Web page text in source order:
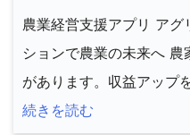
農業経営支援アプリ ア
ションで農業の未来へ
があります。収益アップ
続きを読む